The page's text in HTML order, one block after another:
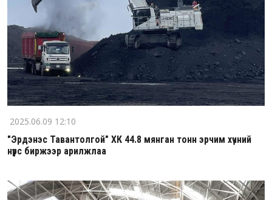
2025.06.09 12:10
"Эрдэнэс Тавантолгой" ХК 44.8 мянган тонн эрчим хүчний
нүүрс биржээр арилжлаа